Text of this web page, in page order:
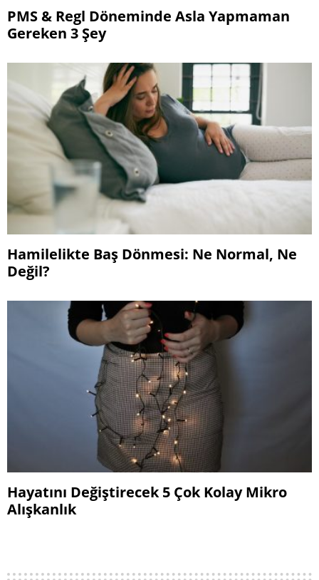
PMS & Regl Döneminde Asla Yapmaman
Gereken 3 Şey
Hamilelikte Baş Dönmesi: Ne Normal, Ne
Değil?
Hayatını Değiştirecek 5 Çok Kolay Mikro
Alışkanlık